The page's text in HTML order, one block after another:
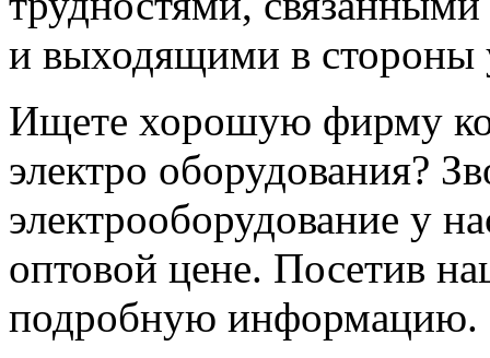
и выходящими в стороны
Ищете хорошую фирму
электро оборудования?
электрооборудование у
оптовой цене. Посетив
подробную информацию.